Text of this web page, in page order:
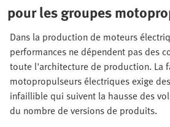
pour les groupes
électriques
Dans la production de moteurs
performances ne dépendent pas des
toute l'architecture de production. La
motopropulseurs électriques exige
infaillible qui suivent la hausse des
du nombre de versions de produits.